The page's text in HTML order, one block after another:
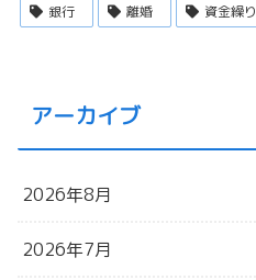
銀行
離婚 資金繰り
アーカイブ
2026年8月
2026年7月